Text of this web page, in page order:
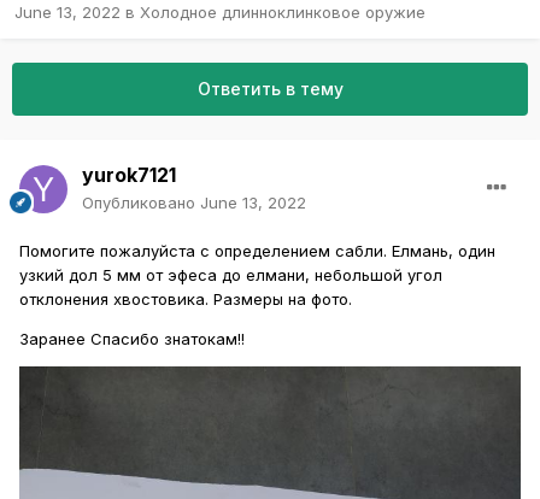
June 13, 2022 в Холодное длинноклинковое оружие
Ответить в тему
yurok7121
Опубликовано June 13, 2022
Помогите пожалуйста с определением сабли. Елмань, один
узкий дол 5 мм от эфеса до елмани, небольшой угол
отклонения хвостовика. Размеры на фото.
Заранее Спасибо знатокам!!